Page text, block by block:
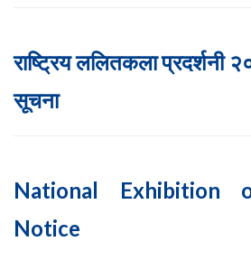
राष्ट्रिय ललितकला प्रदर्शनी
सूचना
National Exhibition
Notice